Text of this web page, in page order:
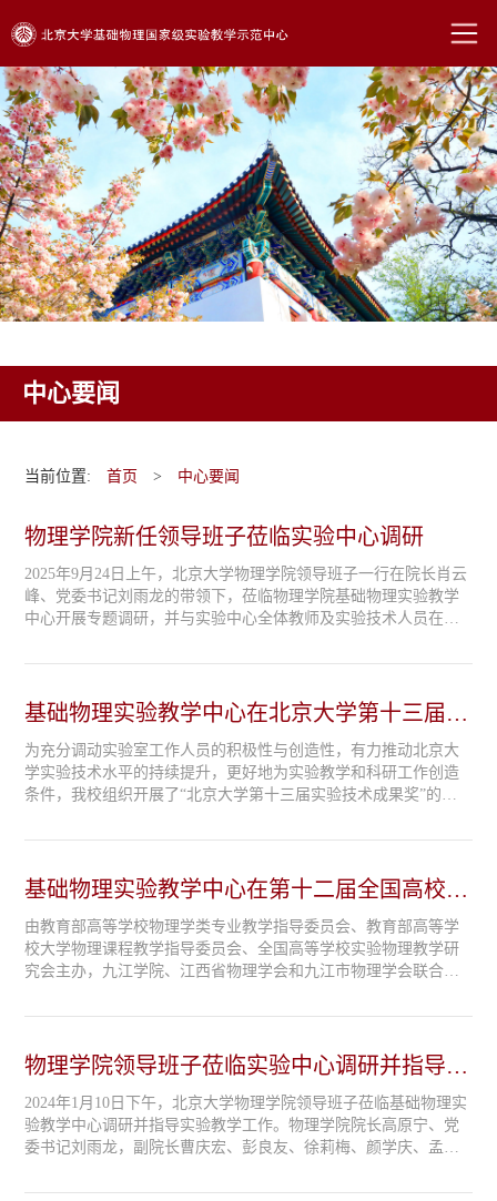
中心要闻
当前位置: 首页 > 中心要闻
物理学院新任领导班子莅临实验中心调研
2025年9月24日上午，北京大学物理学院领导班子一行在院长肖云
峰、党委书记刘雨龙的带领下，莅临物理学院基础物理实验教学
中心开展专题调研，并与实验中心全体教师及实验技术人员在物
林熙、院长助理张帆等共同参与调研。李智主任汇报中心工作座
院领导的关心与指导表示衷心感谢，并详细介绍了中心的发展历
基础物理实验教学中心在北京大学第十三届实
验技术成果奖评比中喜获佳绩
为充分调动实验室工作人员的积极性与创造性，有力推动北京大
学实验技术水平的持续提升，更好地为实验教学和科研工作创造
条件，我校组织开展了“北京大学第十三届实验技术成果奖”的申
良好推广应用价值的成果，评选活动得到了各单位的积极响应，
辩和专家评审打分，最终评出一等奖2项、二等奖4项、三等奖15
基础物理实验教学中心在第十二届全国高校物
理实验教学研讨会评比中荣获仪器类和论文类
一等奖
由教育部高等学校物理学类专业教学指导委员会、教育部高等学
校大学物理课程教学指导委员会、全国高等学校实验物理教学研
究会主办，九江学院、江西省物理学会和九江市物理学会联合承
1日在九江学院召开。在本次实验教学盛会上，基础物理实验中心
验自制仪器评比一等奖，《综合普物实验》课程学生成果“竖直周
物理学院领导班子莅临实验中心调研并指导实
验教学工作
2024年1月10日下午，北京大学物理学院领导班子莅临基础物理实
验教学中心调研并指导实验教学工作。物理学院院长高原宁、党
委书记刘雨龙，副院长曹庆宏、彭良友、徐莉梅、颜学庆、孟智
以及实验中心全体教师、实验技术人员，于物理楼南226实验室参